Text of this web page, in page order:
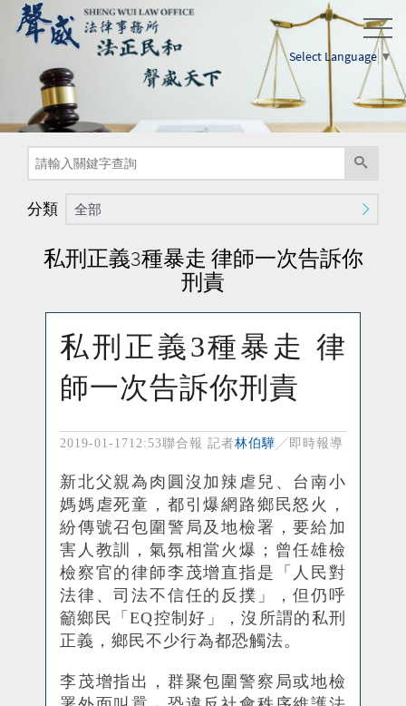
Select Language ▼
分類 全部
私刑正義3種暴走 律師一次告訴你
刑責
私刑正義3種暴走 律
師一次告訴你刑責
2019-01-1712:53聯合報 記者林伯驊 ╱即時報導
新北父親為肉圓沒加辣虐兒、台南小
媽媽虐死童，都引爆網路鄉 民怒火，
紛傳號召包圍警局及地檢署，要給加
害人教訓，氣氛相當火爆；曾任雄檢
檢察官的律師李茂增直指是「人民對
法律、司法不信任的反撲」，但仍呼
籲鄉 民「EQ控制好」，沒所謂的私刑
正義， 鄉民不少行為都恐觸法。
李茂增指出，群聚包圍警察局或地檢